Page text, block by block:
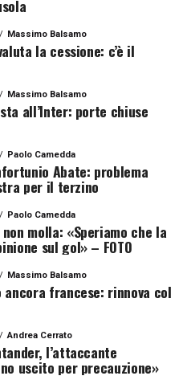
Massimo Balsamo
la cessione: c’è il
Massimo Balsamo
all’Inter: porte chiuse
Paolo Camedda
Abate: problema
per il terzino
Paolo Camedda
molla: «Speriamo che la
sul gol» – FOTO
Massimo Balsamo
francese: rinnova col
Andrea Cerrato
l’attaccante
uscito per precauzione»